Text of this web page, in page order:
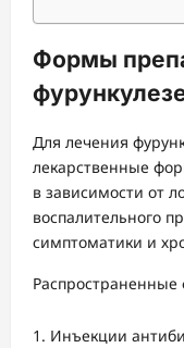
Формы
Для лечения
лекарственные
в зависимости от
воспалительного
симптоматики и
Инъекции